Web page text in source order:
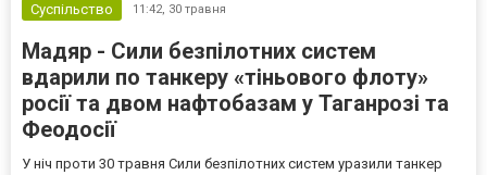
Суспільство 11:42, 30 травня
Мадяр - Сили безпілотних систем
вдарили по танкеру «тіньового флоту»
росії та двом нафтобазам у Таганрозі та
Феодосії
У ніч проти 30 травня Сили безпілотних систем уразили танкер